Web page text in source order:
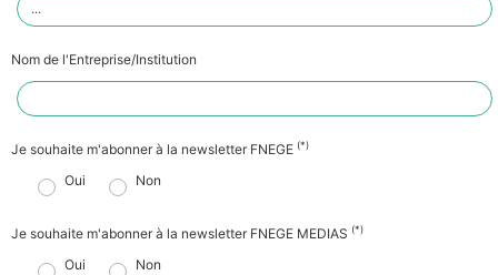
Nom de l'Entreprise/Institution
Je souhaite m'abonner à la newsletter FNEGE (*)
Oui Non
Je souhaite m'abonner à la newsletter FNEGE MEDIAS (*)
Oui Non